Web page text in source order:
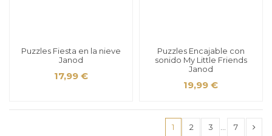
Puzzles Fiesta en la nieve
Janod
17,99 €
Puzzles Encajable con
sonido My Little Friends
Janod
19,99 €
1 2 3 … 7